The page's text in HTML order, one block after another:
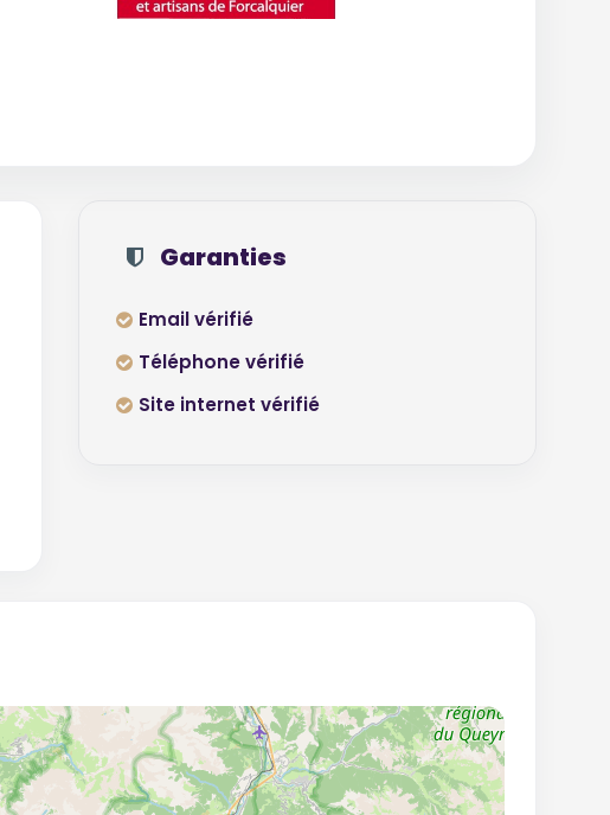
Garanties
Email vérifié
Téléphone vérifié
Site internet vérifié